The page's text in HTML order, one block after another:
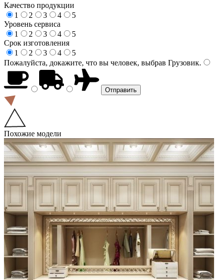
Качество продукции
1
2 3 4
5
Уровень сервиса
1
2 3 4
5
Срок изготовления
1
2 3 4
5
Пожалуйста, докажите, что вы человек, выбрав Грузовик.
Похожие модели